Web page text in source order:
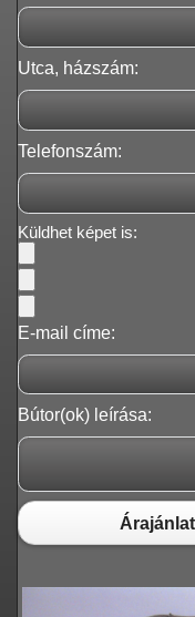
Utca, házszám:
Telefonszám:
Küldhet képet is:
E-mail címe:
Bútor(ok) leírása: